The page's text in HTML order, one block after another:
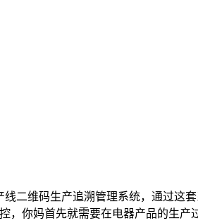
维码生产追溯管理系统，通过这
，你妈首先就需要在电器产品的生